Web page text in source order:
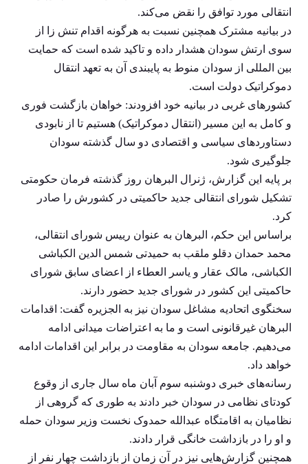
انتقالی مورد توافق را نقض می‌کند.
در بیانیه مشترک همچنین نسبت به هرگونه اقدام تنش زا از
سوی ارتش سودان هشدار داده و تاکید شده است که حمایت
بین المللی از سودان منوط به پایبندی آن به تعهد انتقال
دموکراتیک دولت است.
کشورهای غربی در بیانیه خود افزودند: خواهان بازگشت فوری
و کامل به این مسیر (انتقال دموکراتیک) هستیم تا از نابودی
دستاوردهای سیاسی و اقتصادی دو سال گذشته سودان
جلوگیری شود.
بر پایه این گزارش، ژنرال البرهان روز گذشته فرمان حکومتی
تشکیل شورای انتقالی جدید حاکمیتی در کشورش را صادر
کرد.
براساس این حکم، البرهان به عنوان رییس شورای انتقالی،
محمد حمدان دقلو ملقب به حمیدتی شمس الدین الکباشی
الکباشی، مالک عقار و یاسر العطاء از اعضای سابق شورای
حاکمیتی این کشور در شورای جدید حضور دارند.
سخنگوی اتحادیه مشاغل سودان نیز به الجزیره گفت: اقدامات
البرهان غیرقانونی است و ما به اعتراضات میدانی ادامه
می‌دهیم. جامعه سودان به مقاومت در برابر این اقدامات ادامه
خواهد داد.
رسانه‌های خبری دوشنبه سوم آبان ماه سال جاری از وقوع
کودتای نظامی در سودان خبر دادند به طوری که گروهی از
نظامیان به اقامتگاه عبدالله حمدوک نخست وزیر سودان حمله
و او را در بازداشت خانگی قرار دادند.
همچنین گزارش‌هایی نیز در آن زمان از بازداشت چهار نفر از